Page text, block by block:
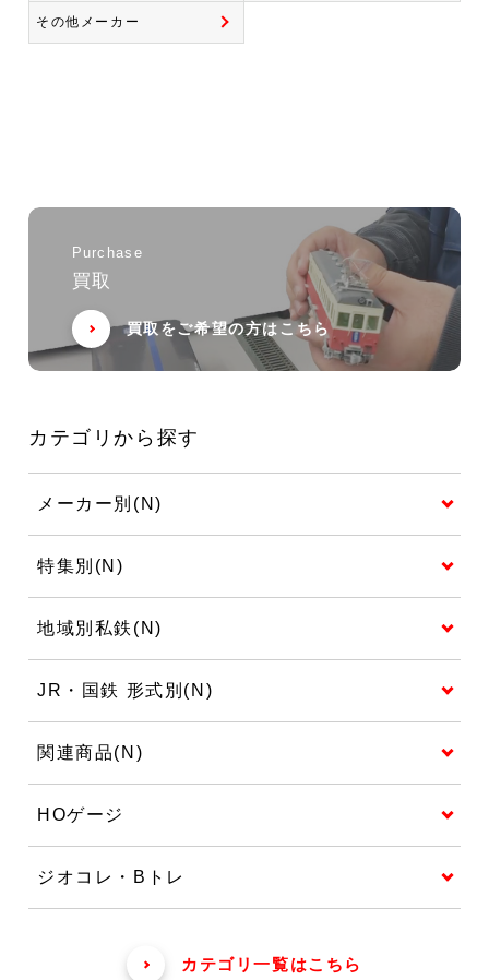
その他メーカー
Purchase
買取
買取をご希望の方はこちら
カテゴリから探す
メーカー別(N)
特集別(N)
地域別私鉄(N)
JR・国鉄 形式別(N)
関連商品(N)
HOゲージ
ジオコレ・Bトレ
カテゴリ一覧はこちら